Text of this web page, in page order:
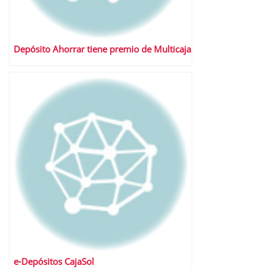
Depósito Ahorrar tiene premio de Multicaja
e-Depósitos CajaSol